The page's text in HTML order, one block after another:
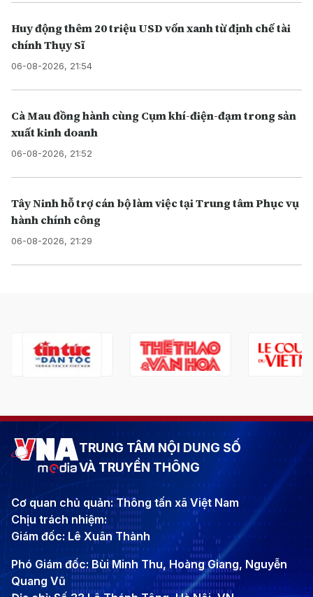
Huy động thêm 20 triệu USD vốn xanh từ định chế tài
chính Thụy Sĩ
06-08-2026, 21:54
Cà Mau đồng hành cùng Cụm khí-điện-đạm trong sản
xuất kinh doanh
06-08-2026, 21:52
Tây Ninh hỗ trợ cán bộ làm việc tại Trung tâm Phục vụ
hành chính công
06-08-2026, 21:29
TRUNG TÂM NỘI DUNG SỐ
VÀ TRUYỀN THÔNG
Cơ quan chủ quản: Thông tấn xã Việt Nam
Chịu trách nhiệm:
Giám đốc: Lê Xuân Thành
Phó Giám đốc: Bùi Minh Thu, Hoàng Giang, Nguyễn
Quang Vũ